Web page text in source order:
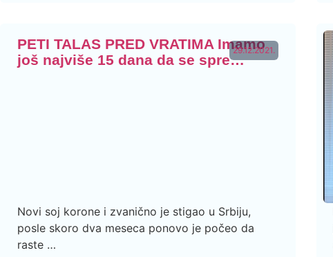
29.12.2021.
PETI TALAS PRED VRATIMA Imamo
još najviše 15 dana da se spre…
Novi soj korone i zvanično je stigao u Srbiju,
posle skoro dva meseca ponovo je počeo da
raste …